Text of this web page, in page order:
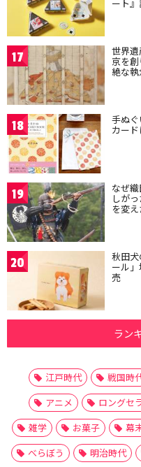
ート
17 世界
京を
絶な執
18 手ぬ
カー
19 なぜ
しが
を変
20 秋田
ール
売
ラン
江戸時代 戦国時
アニメ
ロングセ
雑学
お菓子 幕
べらぼう
明治時代